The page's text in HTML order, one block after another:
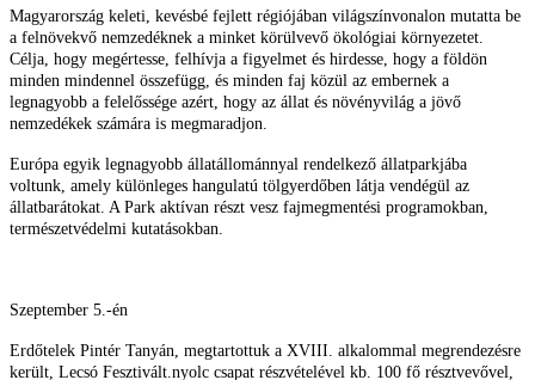
Magyarország keleti, kevésbé fejlett régiójában világszínvonalon mutatta be
a felnövekvő nemzedéknek a minket körülvevő ökológiai környezetet.
Célja, hogy megértesse, felhívja a figyelmet és hirdesse, hogy a földön
minden mindennel összefügg, és minden faj közül az embernek a
legnagyobb a felelőssége azért, hogy az állat és növényvilág a jövő
nemzedékek számára is megmaradjon.
Európa egyik legnagyobb állatállománnyal rendelkező állatparkjába
voltunk, amely különleges hangulatú tölgyerdőben látja vendégül az
állatbarátokat. A Park aktívan részt vesz fajmegmentési programokban,
természetvédelmi kutatásokban.
Szeptember 5.-én
Erdőtelek Pintér Tanyán, megtartottuk a XVIII. alkalommal megrendezésre
került, Lecsó Fesztivált.nyolc csapat részvételével kb. 100 fő résztvevővel,